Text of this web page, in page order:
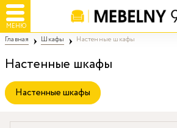
МЕНЮ
Главная Шкафы Настенные шкафы
Настенные шкафы
Настенные шкафы